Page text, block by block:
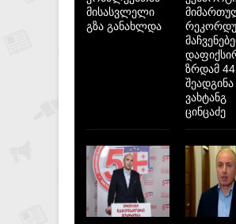
მისასვლელი
გზა განახლდა
ზრდამ
შეადგინა
ვახტანგ
ცინცაძე